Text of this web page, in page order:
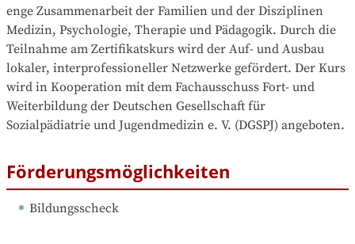
enge Zusammenarbeit der Familien und der Disziplinen
Medizin, Psychologie, Therapie und Pädagogik. Durch die
Teilnahme am Zertifikatskurs wird der Auf- und Ausbau
lokaler, interprofessioneller Netzwerke gefördert. Der Kurs
wird in Kooperation mit dem Fachausschuss Fort- und
Weiterbildung der Deutschen Gesellschaft für
Sozialpädiatrie und Jugendmedizin e. V. (DGSPJ) angeboten.
Förderungsmöglichkeiten
Bildungsscheck